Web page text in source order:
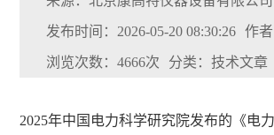
发布时间：2026-05-20 08:30:26 作者
浏览次数：4666次 分类：技术文章
2025年中国电力科学研究院发布的《电